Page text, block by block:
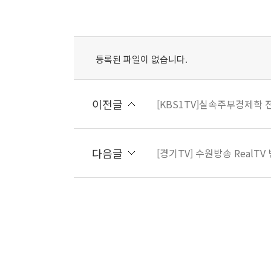
등록된 파일이 없습니다.
이전글 [KBS1TV]실속주부경제학
다음글 [경기TV] 수원방송 RealTV